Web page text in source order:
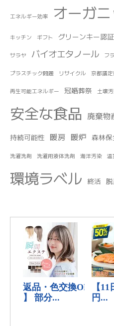
エネルギー効率 オーガ
キッチン ギフト グリーンキー認証
サラヤ バイオエタノール フ
プラスチック問題 リサイクル 京都議定
再生可能エネルギー 冠婚葬祭 土壌
安全な食品 廃棄物
持続可能性 暖房 暖炉 森林保
洗濯洗剤 洗濯用液体洗剤 海洋汚染 温
環境ラベル 終活